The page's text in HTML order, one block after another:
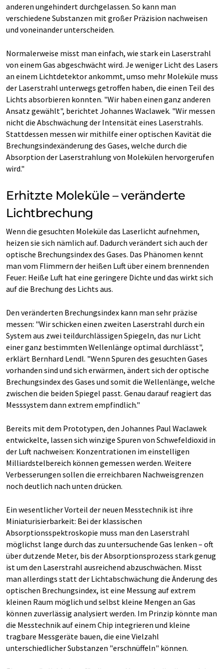
anderen ungehindert durchgelassen. So kann man
verschiedene Substanzen mit großer Präzision nachweisen
und voneinander unterscheiden.
Normalerweise misst man einfach, wie stark ein Laserstrahl
von einem Gas abgeschwächt wird. Je weniger Licht des Lasers
an einem Lichtdetektor ankommt, umso mehr Moleküle muss
der Laserstrahl unterwegs getroffen haben, die einen Teil des
Lichts absorbieren konnten. "Wir haben einen ganz anderen
Ansatz gewählt", berichtet Johannes Waclawek. "Wir messen
nicht die Abschwächung der Intensität eines Laserstrahls.
Stattdessen messen wir mithilfe einer optischen Kavität die
Brechungsindexänderung des Gases, welche durch die
Absorption der Laserstrahlung von Molekülen hervorgerufen
wird."
Erhitzte Moleküle – veränderte
Lichtbrechung
Wenn die gesuchten Moleküle das Laserlicht aufnehmen,
heizen sie sich nämlich auf. Dadurch verändert sich auch der
optische Brechungsindex des Gases. Das Phänomen kennt
man vom Flimmern der heißen Luft über einem brennenden
Feuer: Heiße Luft hat eine geringere Dichte und das wirkt sich
auf die Brechung des Lichts aus.
Den veränderten Brechungsindex kann man sehr präzise
messen: "Wir schicken einen zweiten Laserstrahl durch ein
System aus zwei teildurchlässigen Spiegeln, das nur Licht
einer ganz bestimmten Wellenlänge optimal durchlässt",
erklärt Bernhard Lendl. "Wenn Spuren des gesuchten Gases
vorhanden sind und sich erwärmen, ändert sich der optische
Brechungsindex des Gases und somit die Wellenlänge, welche
zwischen die beiden Spiegel passt. Genau darauf reagiert das
Messsystem dann extrem empfindlich."
Bereits mit dem Prototypen, den Johannes Paul Waclawek
entwickelte, lassen sich winzige Spuren von Schwefeldioxid in
der Luft nachweisen: Konzentrationen im einstelligen
Milliardstelbereich können gemessen werden. Weitere
Verbesserungen sollen die erreichbaren Nachweisgrenzen
noch deutlich nach unten drücken.
Ein wesentlicher Vorteil der neuen Messtechnik ist ihre
Miniaturisierbarkeit: Bei der klassischen
Absorptionsspektroskopie muss man den Laserstrahl
möglichst lange durch das zu untersuchende Gas lenken – oft
über dutzende Meter, bis der Absorptionsprozess stark genug
ist um den Laserstrahl ausreichend abzuschwächen. Misst
man allerdings statt der Lichtabschwächung die Änderung des
optischen Brechungsindex, ist eine Messung auf extrem
kleinen Raum möglich und selbst kleine Mengen an Gas
können zuverlässig analysiert werden. Im Prinzip könnte man
die Messtechnik auf einem Chip integrieren und kleine
tragbare Messgeräte bauen, die eine Vielzahl
unterschiedlicher Substanzen "erschnüffeln" können.